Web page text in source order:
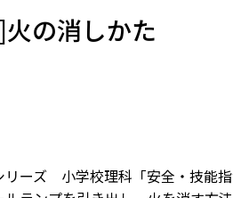
の消しかた
リーズ 小学校理科「安全・技能